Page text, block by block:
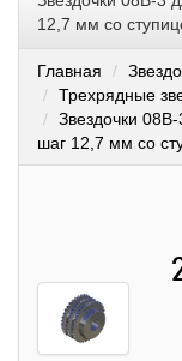
12,7 мм со
Главная
Трехрядные
Звездочки
шаг 12,7 мм со